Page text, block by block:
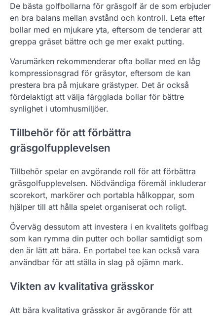
De bästa golfbollarna för gräsgolf är de som erbjuder
en bra balans mellan avstånd och kontroll. Leta efter
bollar med en mjukare yta, eftersom de tenderar att
greppa gräset bättre och ge mer exakt putting.
Varumärken rekommenderar ofta bollar med en låg
kompressionsgrad för gräsytor, eftersom de kan
prestera bra på mjukare grästyper. Det är också
fördelaktigt att välja färgglada bollar för bättre
synlighet i utomhusmiljöer.
Tillbehör för att förbättra
gräsgolfupplevelsen
Tillbehör spelar en avgörande roll för att förbättra
gräsgolfupplevelsen. Nödvändiga föremål inkluderar
scorekort, markörer och portabla hålkoppar, som
hjälper till att hålla spelet organiserat och roligt.
Överväg dessutom att investera i en kvalitets golfbag
som kan rymma din putter och bollar samtidigt som
den är lätt att bära. En portabel tee kan också vara
användbar för att ställa in slag på ojämn mark.
Vikten av kvalitativa grässkor
Att bära kvalitativa grässkor är avgörande för att